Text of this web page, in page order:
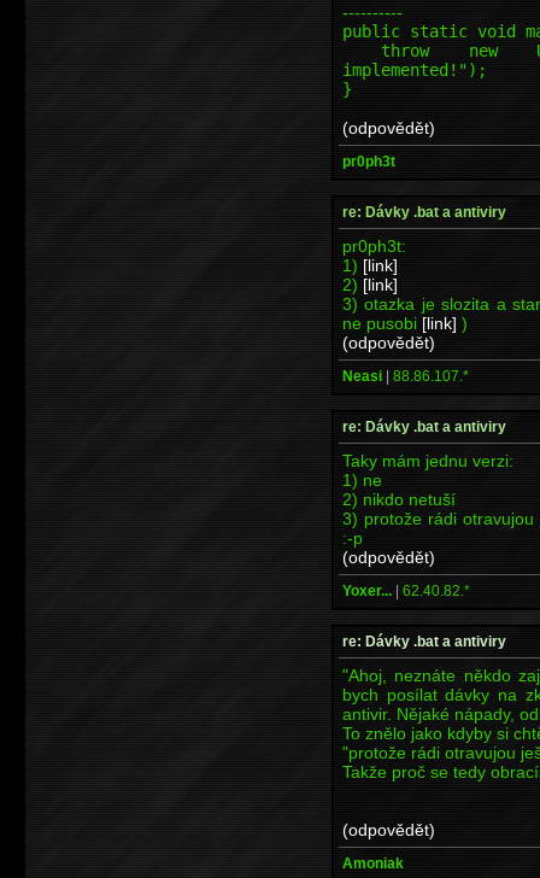
----------
public static void
throw new
implemented!");
}
(odpovědět)
pr0ph3t
re: Dávky .bat a antiviry
pr0ph3t:
1) [link]
2) [link]
3) otazka je slozita a
ne pusobi [link] )
(odpovědět)
Neasi | 88.86.107.*
re: Dávky .bat a antiviry
Taky mám jednu verzi:
1) ne
2) nikdo netuší
3) protože rádi
:-p
(odpovědět)
Yoxer... | 62.40.82.*
re: Dávky .bat a antiviry
"Ahoj, neznáte někdo
bych posílat dávky na
antivir. Nějaké nápady,
To znělo jako kdyby si
"protože rádi otravujou
Takže proč se tedy
(odpovědět)
Amoniak